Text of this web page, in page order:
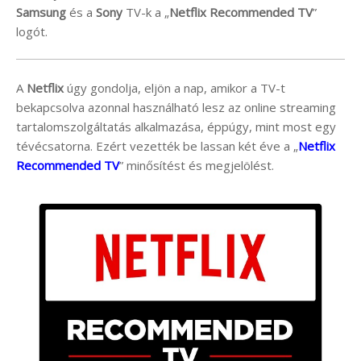
Samsung és a Sony TV-k a „Netflix Recommended TV”
logót.
A Netflix úgy gondolja, eljön a nap, amikor a TV-t
bekapcsolva azonnal használható lesz az online streaming
tartalomszolgáltatás alkalmazása, éppúgy, mint most egy
tévécsatorna. Ezért vezették be lassan két éve a „Netflix
Recommended TV” minősítést és megjelölést.